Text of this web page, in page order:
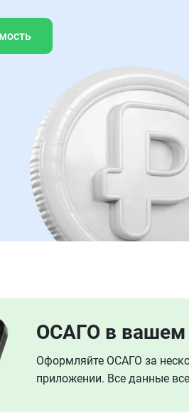
ОСАГО в вашем
Оформляйте ОСАГО за
приложении. Все данные